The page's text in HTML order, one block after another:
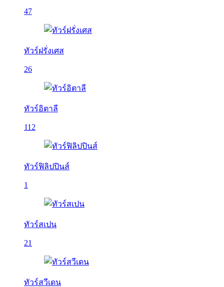
47
ทัวร์ฝรั่งเศส
26
ทัวร์อิตาลี
112
ทัวร์ฟิลิปปินส์
1
ทัวร์สเปน
21
ทัวร์สวีเดน